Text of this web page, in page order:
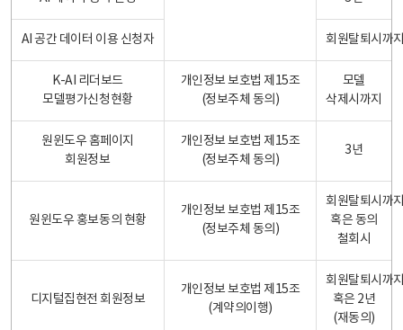
AI 공간 데이터 이용 신청자 회원탈퇴시까
K-AI 리더보드
모델평가신청현황
개인정보 보호법 제15조
(정보주체 동의)
모델
삭제시까지
원윈도우 홈페이지
회원정보
개인정보 보호법 제15조
(정보주체 동의)
3년
원윈도우 홍보동의 현황
개인정보 보호법 제15조
(정보주체 동의)
회원탈퇴시까
혹은 동의
철회시
디지털집현전 회원정보
개인정보 보호법 제15조
(계약의이행)
회원탈퇴시까
혹은 2년
(재동의)